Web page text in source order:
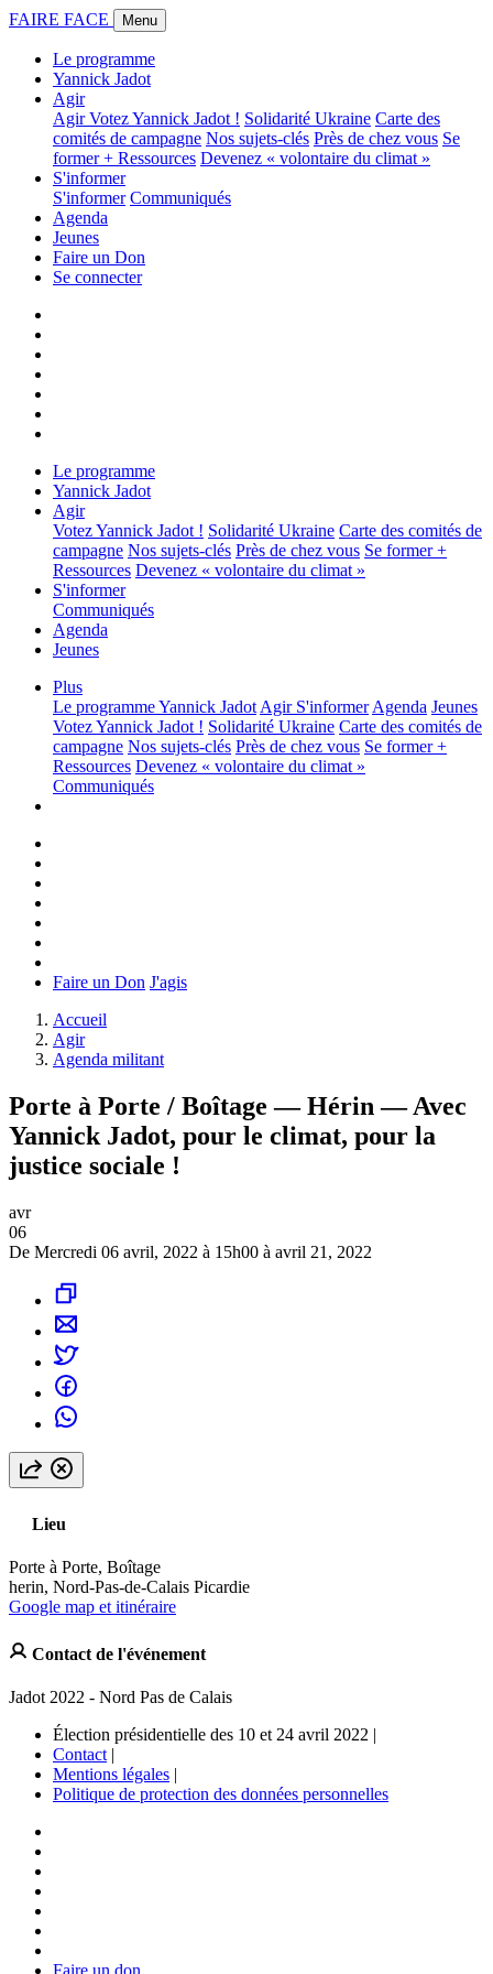
FAIRE FACE Menu
Le programme
Yannick Jadot
Agir
AgirVotez Yannick Jadot ! Solidarité Ukraine Carte des
comités de campagne Nos sujets-clés Près de chez vous Se
former + Ressources Devenez « volontaire du climat »
S'informer
S'informer Communiqués
Agenda
Jeunes
Faire un Don
Se connecter
Le programme
Yannick Jadot
Agir
Votez Yannick Jadot ! Solidarité Ukraine Carte des comités de
campagne Nos sujets-clés Près de chez vous Se former +
Ressources Devenez « volontaire du climat »
S'informer
Communiqués
Agenda
Jeunes
Plus
Le programmeYannick Jadot Agir S'informer Agenda Jeunes
Votez Yannick Jadot ! Solidarité Ukraine Carte des comités de
campagne Nos sujets-clés Près de chez vous Se former +
Ressources Devenez « volontaire du climat »
Communiqués
Faire un Don J'agis
Accueil
Agir
Agenda militant
Porte à Porte / Boîtage — Hérin — Avec
Yannick Jadot, pour le climat, pour la
justice sociale !
avr
06
De Mercredi 06 avril, 2022 à 15h00 à avril 21, 2022
Lieu
Porte à Porte, Boîtage
herin, Nord-Pas-de-Calais Picardie
Google map et itinéraire
Contact de l'événement
Jadot 2022 - Nord Pas de Calais
Élection présidentielle des 10 et 24 avril 2022 |
Contact |
Mentions légales |
Politique de protection des données personnelles
Faire un don